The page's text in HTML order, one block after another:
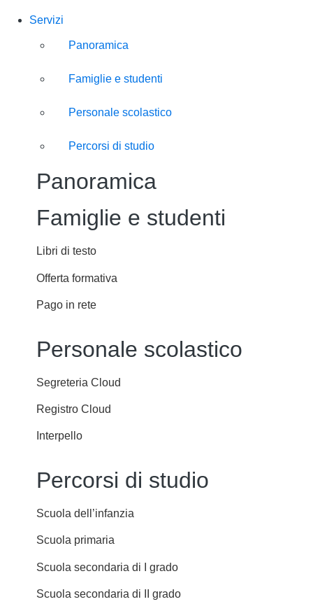
Servizi
Panoramica
Famiglie e studenti
Personale scolastico
Percorsi di studio
Panoramica
Famiglie e studenti
Libri di testo
Offerta formativa
Pago in rete
Personale scolastico
Segreteria Cloud
Registro Cloud
Interpello
Percorsi di studio
Scuola dell’infanzia
Scuola primaria
Scuola secondaria di I grado
Scuola secondaria di II grado